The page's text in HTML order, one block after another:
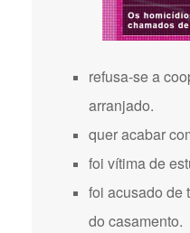
refusa-se a
arranjado.
quer acabar
foi vítima de
foi acusado de
do casamento.